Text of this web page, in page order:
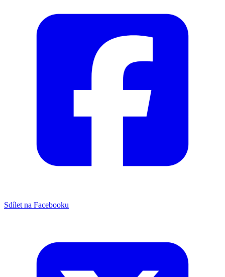
Sdílet na Facebooku